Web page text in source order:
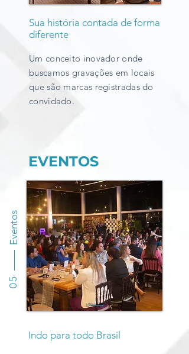
Sua história contada de forma
diferente
Um conceito inovador onde
buscamos gravações em locais
que são marcas registradas do
convidado.
EVENTOS
Eventos
05
Indo para todo Brasil